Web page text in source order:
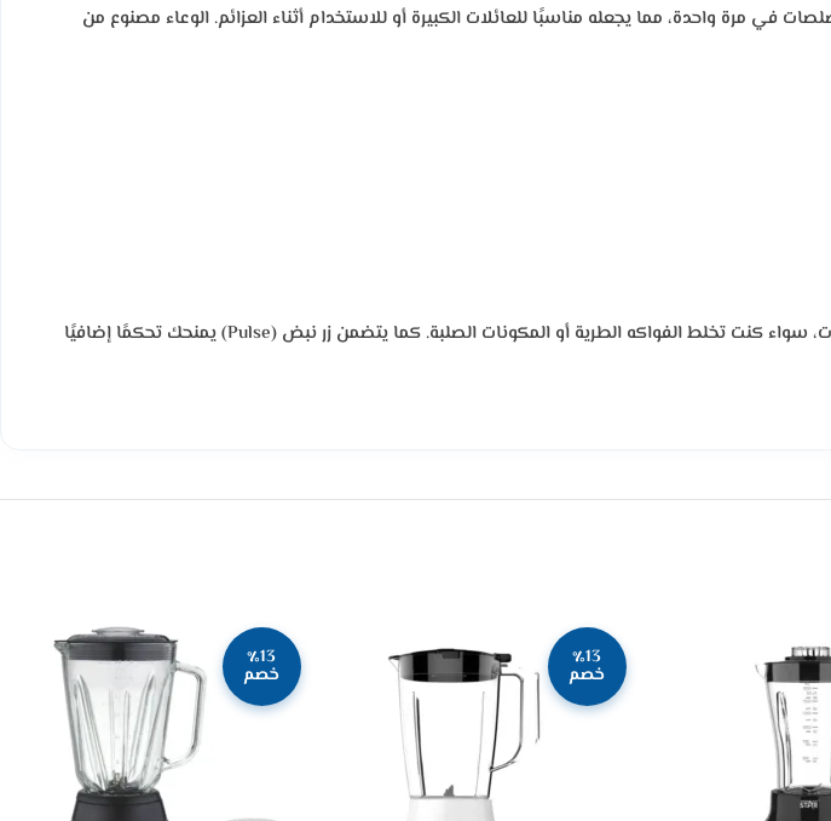
من العصائر أو الصلصات في مرة واحدة، مما يجعله مناسبًا للعائلات الكبيرة أو للاستخدام أثناء العزائم. الوعاء مصنوع من
يتيح لك الخلاط 5 سرعات تشغيل مختلفة لتمنحك المرونة في اختيار القوة المناسبة لكل نوع من المكونات، سواء كنت تخلط الفواكه الطرية أو المكونات الصلبة. كما يتضمن زر نبض (Pulse) يمنحك تحكمًا إضافيًا
٪13
خصم
٪13
خصم